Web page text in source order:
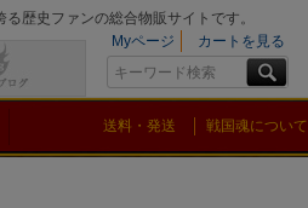
歴史ファンの総合物販サイトです。
Myページ
カートを見る
送料・発送 戦国魂について